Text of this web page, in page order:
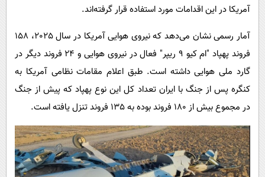
آمریکا در این اقدامات مورد استفاده قرار گرفته‌اند.
آمار رسمی نشان می‌دهد که نیروی هوایی آمریکا در سال 2025، 158
فروند پهپاد "ام کیو 9 ریپر" فعال در نیروی هوایی و 24 فروند دیگر در
گارد ملی هوایی داشته است. طبق اعلام مقامات نظامی آمریکا به
کنگره پس از جنگ با ایران تعداد کل این نوع پهپاد که پیش از جنگ
در مجموع بیش از 180 فروند بوده به 135 فروند تنزل یافته است.